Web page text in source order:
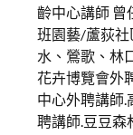
齡中心講師 曾
班園藝/蘆荻
水、鶯歌、林
花卉博覽會外
中心外聘講師
聘講師.豆豆森